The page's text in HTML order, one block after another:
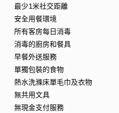
最少1米社交距離
安全用餐環境
所有客房每日消毒
消毒的廚房和餐具
早餐外送服務
單獨包裝的食物
熱水洗滌床單毛巾及衣物
無共用文具
無現金支付服務